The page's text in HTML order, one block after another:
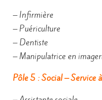
– Infirmière
– Puériculture
– Dentiste
– Manipulatrice en
Pôle 5 : Social – Service